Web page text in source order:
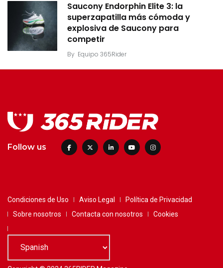
Saucony Endorphin Elite 3: la
superzapatilla más cómoda y
explosiva de Saucony para
competir
By Equipo 365Rider
Follow us
Condiciones de Uso Aviso Legal
Política de Privacidad
Sobre nosotros
Contacta con nosotros Cookies